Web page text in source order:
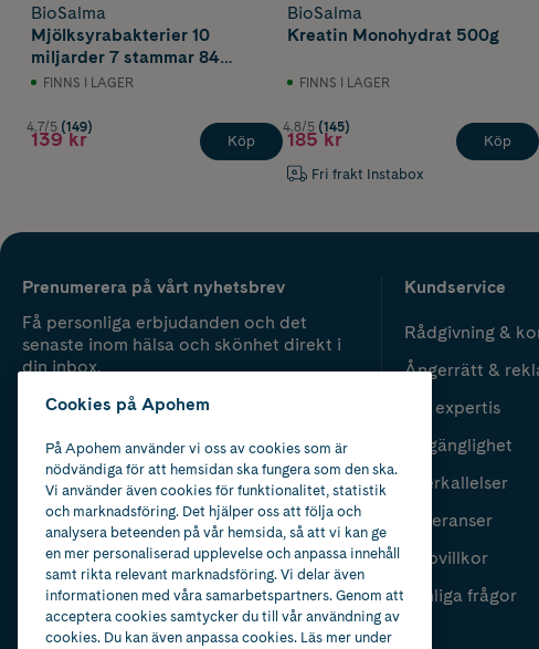
BioSalma
Mjölksyrabakterier 10
miljarder 7 stammar 84
kapslar
FINNS I LAGER
4.7/5 (149)
139 kr Köp
BioSalma
Kreatin Monohydrat 500g
FINNS I LAGER
4.8/5 (145)
185 kr
Fri frakt Instabox
Köp
Prenumerera på vårt nyhetsbrev
Få personliga erbjudanden och det
senaste inom hälsa och skönhet direkt i
din inbox.
Kundservice
Rådgivning &
Ångerrätt &
Vår expertis
Tillgänglighet
Återkallelser
Leveranser
Köpvillkor
Vanliga frågor
Cookies på Apohem
På Apohem använder vi oss av cookies som är
nödvändiga för att hemsidan ska fungera som den ska.
Vi använder även cookies för funktionalitet, statistik
och marknadsföring. Det hjälper oss att följa och
analysera beteenden på vår hemsida, så att vi kan ge
en mer personaliserad upplevelse och anpassa innehåll
samt rikta relevant marknadsföring. Vi delar även
informationen med våra samarbetspartners. Genom att
acceptera cookies samtycker du till vår användning av
cookies. Du kan även anpassa cookies. Läs mer under